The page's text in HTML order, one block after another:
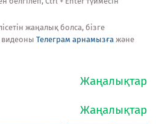
жаңалық болса, бізге
видеоны Телеграм арнамызға және